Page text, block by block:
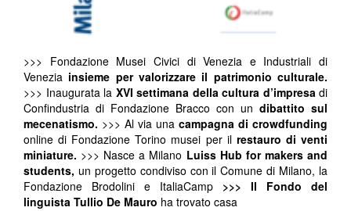
>>> Fondazione Musei Civici di Venezia e Industriali di
Venezia insieme per valorizzare il patrimonio culturale.
>>> Inaugurata la XVI settimana della cultura d’impresa di
Confindustria di Fondazione Bracco con un dibattito sul
mecenatismo. >>> Al via una campagna di crowdfunding
online di Fondazione Torino musei per il restauro di venti
miniature. >>> Nasce a Milano Luiss Hub for makers and
students, un progetto condiviso con il Comune di Milano, la
Fondazione Brodolini e ItaliaCamp >>> Il Fondo del
linguista Tullio De Mauro ha trovato casa